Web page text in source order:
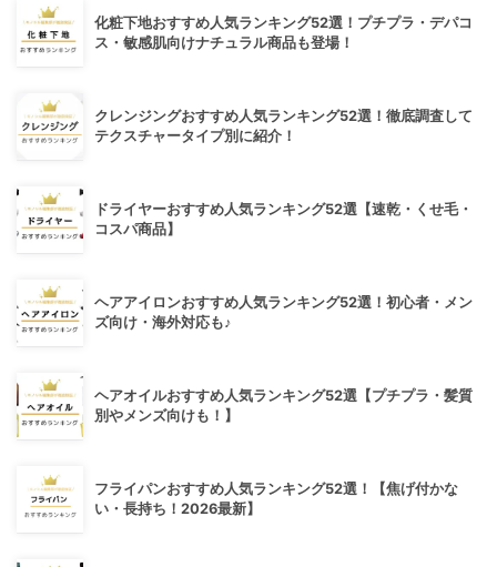
化粧下地おすすめ人気ランキング52選！プチプラ・デパコ
ス・敏感肌向けナチュラル商品も登場！
クレンジングおすすめ人気ランキング52選！徹底調査して
テクスチャータイプ別に紹介！
ドライヤーおすすめ人気ランキング52選【速乾・くせ毛・
コスパ商品】
ヘアアイロンおすすめ人気ランキング52選！初心者・メン
ズ向け・海外対応も♪
ヘアオイルおすすめ人気ランキング52選【プチプラ・髪質
別やメンズ向けも！】
フライパンおすすめ人気ランキング52選！【焦げ付かな
い・長持ち！2026最新】